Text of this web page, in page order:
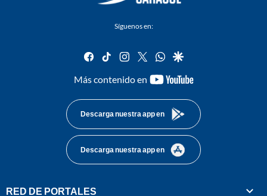
Síguenos en:
facebook
tiktok instagram
twitterwhatsapp
google
Más contenido en
youtube-
Descarga nuestra app en
Descarga nuestra app en
RED DE PORTALES